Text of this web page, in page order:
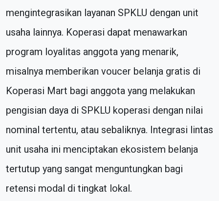
mengintegrasikan layanan SPKLU dengan unit
usaha lainnya. Koperasi dapat menawarkan
program loyalitas anggota yang menarik,
misalnya memberikan voucer belanja gratis di
Koperasi Mart bagi anggota yang melakukan
pengisian daya di SPKLU koperasi dengan nilai
nominal tertentu, atau sebaliknya. Integrasi lintas
unit usaha ini menciptakan ekosistem belanja
tertutup yang sangat menguntungkan bagi
retensi modal di tingkat lokal.